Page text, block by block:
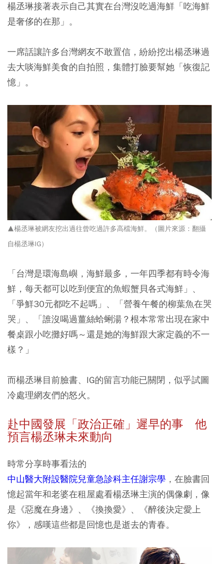
楊丞琳接著表示自己其實在台灣沒吃過海鮮「吃海鮮
是奢侈的在那」。
一席話讓許多台灣網友不敢置信，紛紛挖出楊丞琳過
去大啖海鮮美食的自拍照，集體打臉要幫她「恢復記
憶」。
▲楊丞琳被網友挖出過往曾吃過許多高檔海鮮。（圖片來源：翻攝
自楊丞琳IG）
「台灣是環海島嶼，海鮮最多，一年四季都有時令海
鮮，每天都可以吃到便宜的魚蝦蟹貝各式海鮮」、
「爭鮮30元都吃不起嗎」、「營養午餐的柳葉魚在哭
哭」、「誰沒喝過薑絲蛤蜊湯？根本常常出現在家中
餐桌跟小吃攤好嗎～還是她的海鮮跟大家定義的不一
樣？」
而楊丞琳目前臉書、IG的留言功能已關閉，似乎試圖
冷處理網友們的怒火。
赴中國發展「政治正確」遲早的事 他
預言楊丞琳未來動向
時常分享時事看法的
中山醫大附設醫院兒童急診科主任謝宗學 ，在臉書回
憶起當年和老婆在租屋處看楊丞琳主演的偶像劇，像
是《惡魔在身邊》、《換換愛》、《醉後決定愛上
你》，感嘆這些都是回憶也是逝去的青春。